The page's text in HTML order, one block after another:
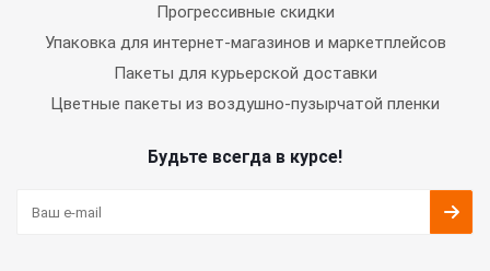
Прогрессивные скидки
Упаковка для интернет-магазинов и маркетплейсов
Пакеты для курьерской доставки
Цветные пакеты из воздушно-пузырчатой пленки
Будьте всегда в курсе!